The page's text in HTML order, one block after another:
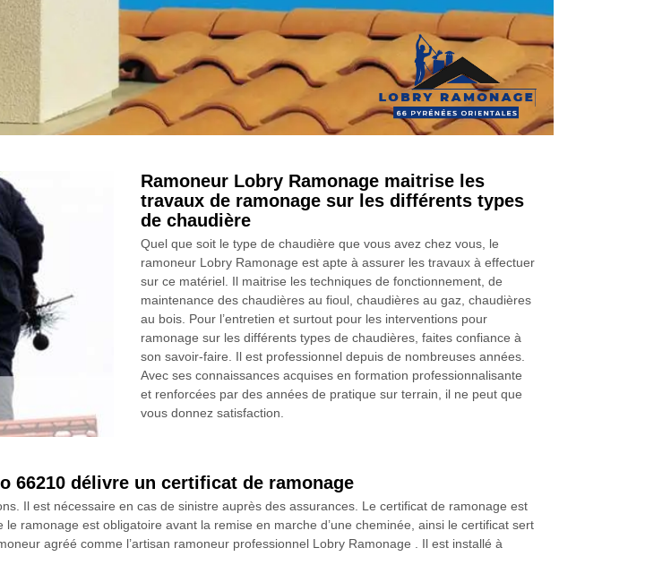
Ramoneur Lobry Ramonage maitrise les
travaux de ramonage sur les différents types
de chaudière
Quel que soit le type de chaudière que vous avez chez vous, le
ramoneur Lobry Ramonage est apte à assurer les travaux à effectuer
sur ce matériel. Il maitrise les techniques de fonctionnement, de
maintenance des chaudières au fioul, chaudières au gaz, chaudières
au bois. Pour l’entretien et surtout pour les interventions pour
ramonage sur les différents types de chaudières, faites confiance à
son savoir-faire. Il est professionnel depuis de nombreuses années.
Avec ses connaissances acquises en formation professionnalisante
et renforcées par des années de pratique sur terrain, il ne peut que
vous donnez satisfaction.
66210 délivre un certificat de ramonage
Il est nécessaire en cas de sinistre auprès des assurances. Le certificat de ramonage est
ramonage est obligatoire avant la remise en marche d’une cheminée, ainsi le certificat sert
agréé comme l’artisan ramoneur professionnel Lobry Ramonage . Il est installé à